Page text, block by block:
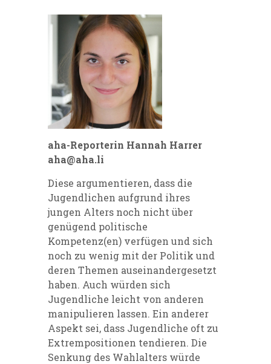
aha-Reporterin Hannah Harrer
aha@aha.li
Diese argumentieren, dass die
Jugendlichen aufgrund ihres
jungen Alters noch nicht über
genügend politische
Kompetenz(en) verfügen und sich
noch zu wenig mit der Politik und
deren Themen auseinandergesetzt
haben. Auch würden sich
Jugendliche leicht von anderen
manipulieren lassen. Ein anderer
Aspekt sei, dass Jugendliche oft zu
Extrempositionen tendieren. Die
Senkung des Wahlalters würde